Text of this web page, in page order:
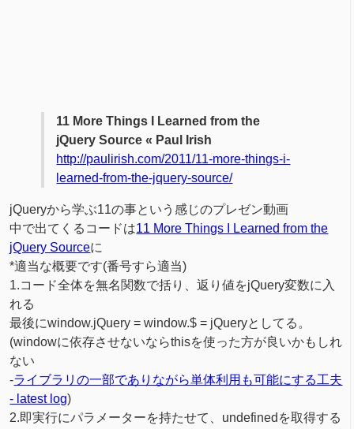
11 More Things I Learned from the
jQuery Source « Paul Irish
http://paulirish.com/2011/11-more-things-i-
learned-from-the-jquery-source/
jQueryから学ぶ11の事という感じのプレゼン動画
中で出てくるコードは11 More Things I Learned from the
jQuery Sourceに
*適当な概要です(番号すら適当)
1.コード全体を無名関数で括り、返り値をjQuery変数に入
れる
最後にwindow.jQuery = window.$ = jQueryとしてる。
(windowに依存させないならthisを使った方が良いかもしれ
ない
-ライブラリの一部でありながら単体利用も可能にする工夫
- latest log)
2.即実行にパラメーターを持たせて、undefinedを取得する